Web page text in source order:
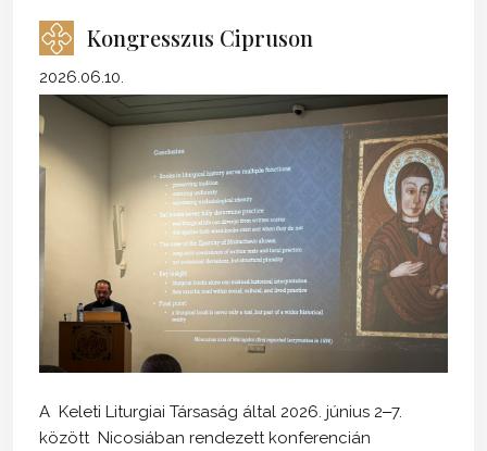
Kongresszus Cipruson
2026.06.10.
A Keleti Liturgiai Társaság által 2026. június 2‒7.
között Nicosiában rendezett konferencián